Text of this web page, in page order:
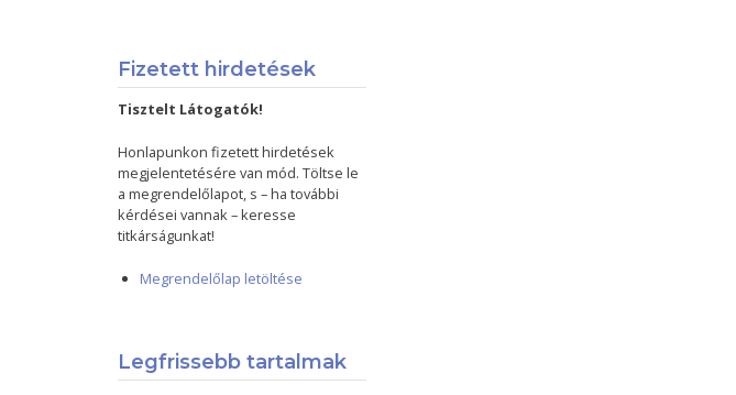
Fizetett hirdetések
Tisztelt Látogatók!
Honlapunkon fizetett hirdetések
megjelentetésére van mód. Töltse le
a megrendelőlapot, s – ha további
kérdései vannak – keresse
titkárságunkat!
Megrendelőlap letöltése
Legfrissebb tartalmak